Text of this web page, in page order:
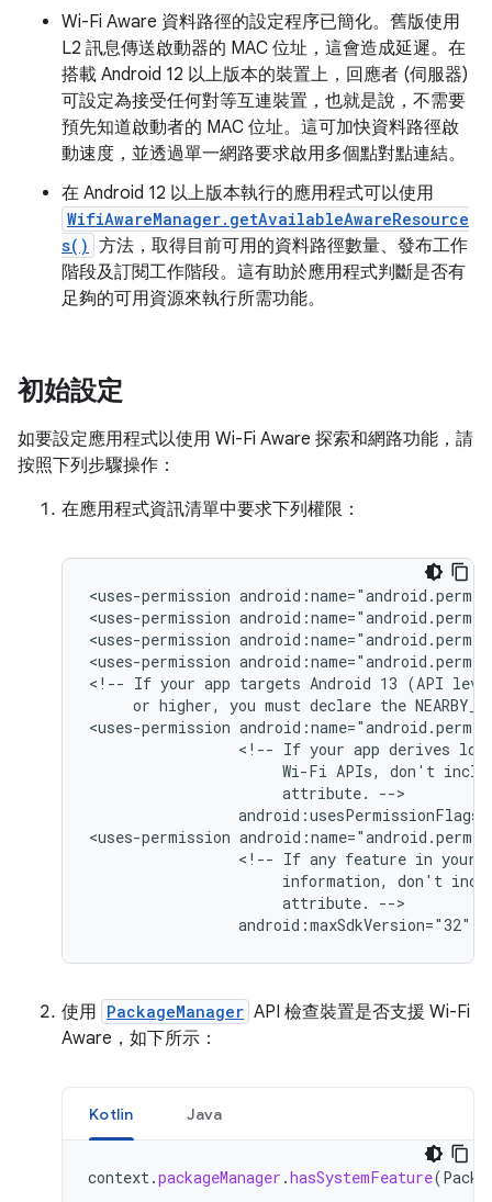
Wi-Fi Aware 資料路徑的設定程序已簡化。舊版使用
L2 訊息傳送啟動器的 MAC 位址，這會造成延遲。在
搭載 Android 12 以上版本的裝置上，回應者 (伺服器)
可設定為接受任何對等互連裝置，也就是說，不需要
預先知道啟動者的 MAC 位址。這可加快資料路徑啟
動速度，並透過單一網路要求啟用多個點對點連結。
在 Android 12 以上版本執行的應用程式可以使用
WifiAwareManager.getAvailableAwareResource
s() 方法，取得目前可用的資料路徑數量、發布工作
階段及訂閱工作階段。這有助於應用程式判斷是否有
足夠的可用資源來執行所需功能。
初始設定
如要設定應用程式以使用 Wi-Fi Aware 探索和網路功能，請
按照下列步驟操作：
在應用程式資訊清單中要求下列權限：
<uses-permission
<uses-permission
<uses-permission
<uses-permission
<!-- If your app targets Android 13 (API
or higher, you must declare the
<uses-permission
<!-- If your app derives
Wi-Fi APIs, don't
attribute.
<uses-permission
<!-- If any feature in your
information,
don't
attribute.
android:maxSdkVersion="32"
使用 PackageManager API 檢查裝置是否支援 Wi-Fi
Aware，如下所示：
Kotlin Java
context.packageManager .hasSystemFeature(